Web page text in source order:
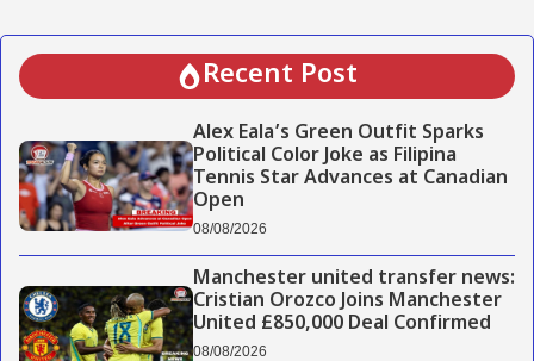
Recent Post
Alex Eala’s Green Outfit Sparks
Political Color Joke as Filipina
Tennis Star Advances at Canadian
Open
08/08/2026
Manchester united transfer news:
Cristian Orozco Joins Manchester
United £850,000 Deal Confirmed
08/08/2026